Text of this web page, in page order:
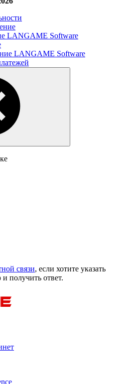
LANGAME Software
LANGAME Software
связи, если хотите указать
получить ответ.